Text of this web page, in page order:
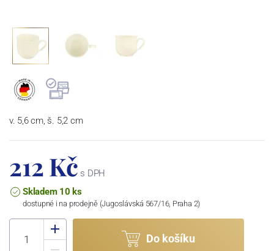
v. 5,6 cm, š. 5,2 cm
212 Kč s DPH
Skladem 10 ks
dostupné i na prodejně (Jugoslávská 567/16, Praha 2)
Do košíku